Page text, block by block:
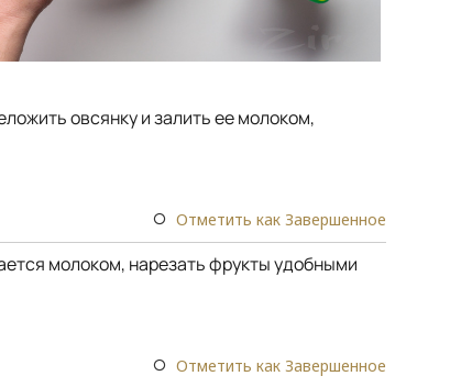
овсянку и залить ее молоком,
Отметить как Завершенное
молоком, нарезать фрукты удобными
Отметить как Завершенное